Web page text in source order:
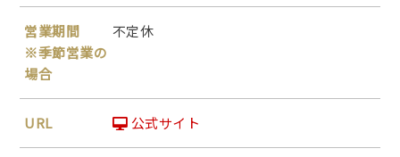
営業期間
※季節営業の
場合
不定休
URL 公式サイト